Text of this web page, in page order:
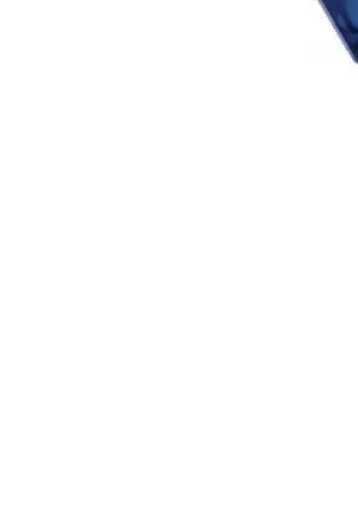
Reservatório de Água